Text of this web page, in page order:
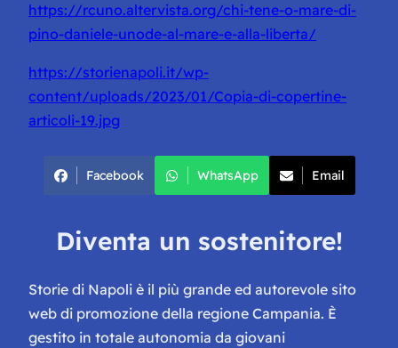
https://rcuno.altervista.org/chi-tene-o-mare-di-
pino-daniele-unode-al-mare-e-alla-liberta/
https://storienapoli.it/wp-
content/uploads/2023/01/Copia-di-copertine-
articoli-19.jpg
Facebook WhatsApp Email
Diventa un sostenitore!
Storie di Napoli è il più grande ed autorevole sito
web di promozione della regione Campania. È
gestito in totale autonomia da giovani